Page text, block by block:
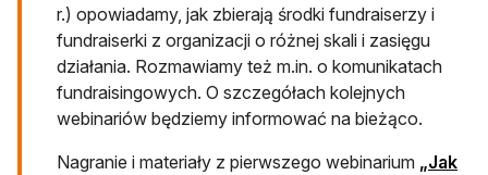
r.) opowiadamy, jak zbierają środki fundraiserzy i
fundraiserki z organizacji o różnej skali i zasięgu
działania. Rozmawiamy też m.in. o komunikatach
fundraisingowych. O szczegółach kolejnych
webinariów będziemy informować na bieżąco.
Nagranie i materiały z pierwszego webinarium „Jak